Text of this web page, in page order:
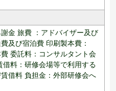
金 旅費 ：アドバイザー及び
及び宿泊費 印刷製本費：
委託料：コンサルタント会
料：研修会場等で利用する
借料 負担金：外部研修会へ